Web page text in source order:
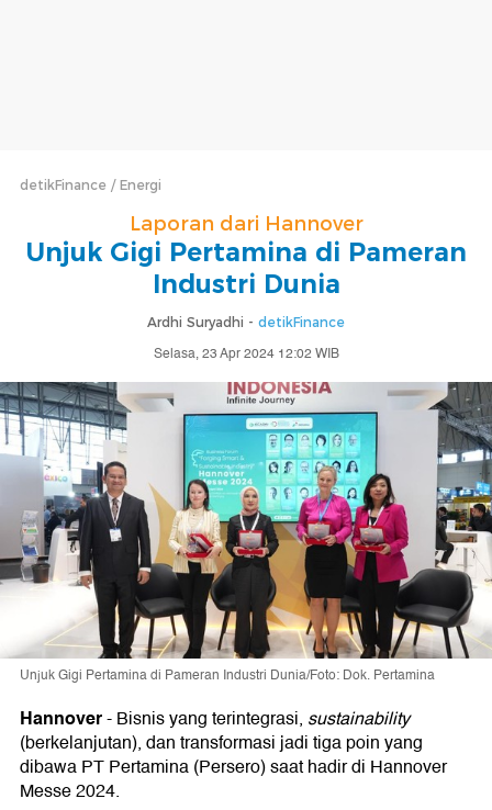
detikFinance Energi
Laporan dari Hannover
Unjuk Gigi Pertamina di Pameran
Industri Dunia
Ardhi Suryadhi - detikFinance
Selasa, 23 Apr 2024 12:02 WIB
Unjuk Gigi Pertamina di Pameran Industri Dunia/Foto: Dok. Pertamina
Hannover-Bisnis yang terintegrasi, sustainability
(berkelanjutan), dan transformasi jadi tiga poin yang
dibawa PT Pertamina (Persero) saat hadir di Hannover
Messe 2024.